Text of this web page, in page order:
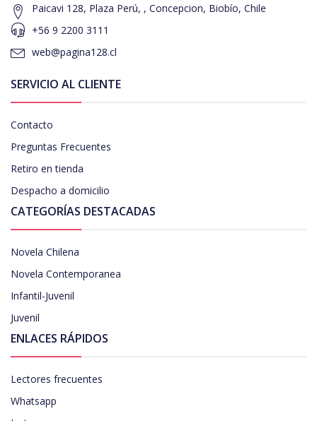
Paicavi 128, Plaza Perú, , Concepcion, Biobío, Chile
+56 9 2200 3111
web@pagina128.cl
SERVICIO AL CLIENTE
Contacto
Preguntas Frecuentes
Retiro en tienda
Despacho a domicilio
CATEGORÍAS DESTACADAS
Novela Chilena
Novela Contemporanea
Infantil-Juvenil
Juvenil
ENLACES RÁPIDOS
Lectores frecuentes
Whatsapp